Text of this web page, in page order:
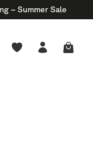
– Summer Sale